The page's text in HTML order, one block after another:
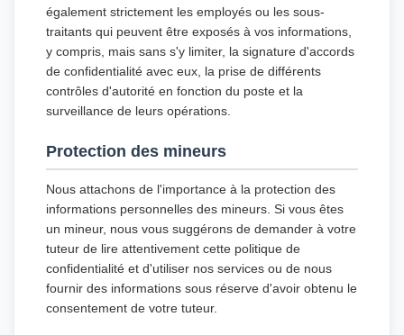
également strictement les employés ou les sous-
traitants qui peuvent être exposés à vos informations,
y compris, mais sans s'y limiter, la signature d'accords
de confidentialité avec eux, la prise de différents
contrôles d'autorité en fonction du poste et la
surveillance de leurs opérations.
Protection des mineurs
Nous attachons de l'importance à la protection des
informations personnelles des mineurs. Si vous êtes
un mineur, nous vous suggérons de demander à votre
tuteur de lire attentivement cette politique de
confidentialité et d'utiliser nos services ou de nous
fournir des informations sous réserve d'avoir obtenu le
consentement de votre tuteur.